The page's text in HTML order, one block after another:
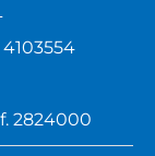
4103554
2824000